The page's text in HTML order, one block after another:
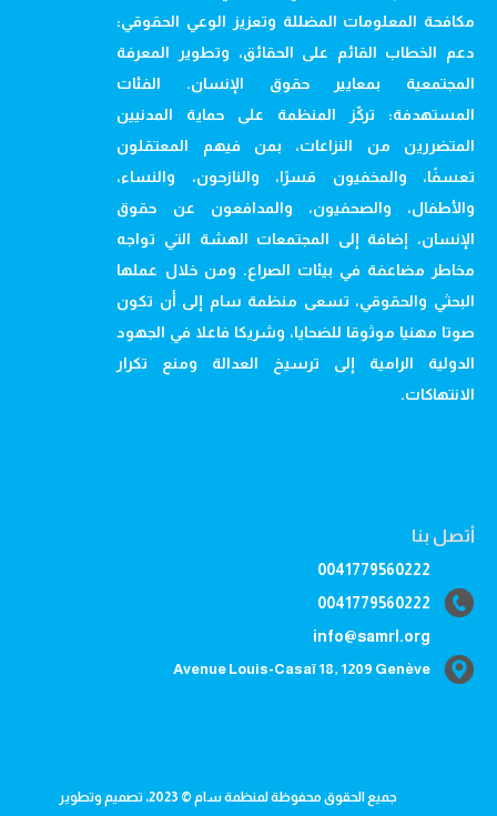
مكافحة المعلومات المضللة وتعزيز الوعي الحقوقي:
دعم الخطاب القائم على الحقائق، وتطوير المعرفة
المجتمعية بمعايير حقوق الإنسان. الفئات
المستهدفة: تركّز المنظمة على حماية المدنيين
المتضررين من النزاعات، بمن فيهم المعتقلون
تعسفًا، والمخفيون قسرًا، والنازحون، والنساء،
والأطفال، والصحفيون، والمدافعون عن حقوق
الإنسان، إضافة إلى المجتمعات الهشة التي تواجه
مخاطر مضاعفة في بيئات الصراع. ومن خلال عملها
البحثي والحقوقي، تسعى منظمة سام إلى أن تكون
صوتا مهنيا موثوقا للضحايا، وشريكا فاعلا في الجهود
الدولية الرامية إلى ترسيخ العدالة ومنع تكرار
الانتهاكات.
أتصل بنا
0041779560222
0041779560222
info@samrl.org
Avenue Louis-Casaï 18, 1209 Genève
جميع الحقوق محفوظة لمنظمة سام © 2023، تصميم وتطوير